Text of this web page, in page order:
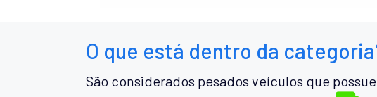
O que está dentro da
São considerados pesados veículos que